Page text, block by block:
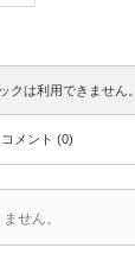
クは利用できません。
コメント (0)
せん。